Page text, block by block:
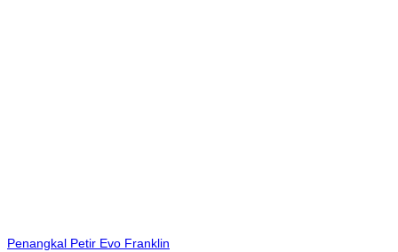
Penangkal Petir Evo Franklin